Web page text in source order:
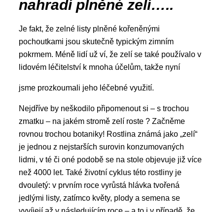
nahradí plněné zelí…..
Je fakt, že zelné listy plněné kořeněnými
pochoutkami jsou skutečně typickým zimním
pokrmem. Méně lidí už ví, že zelí se také používalo v
lidovém léčitelství k mnoha účelům, takže nyní
jsme prozkoumali jeho léčebné využití.
Nejdříve by neškodilo připomenout si – s trochou
zmatku – na jakém stromě zelí roste ? Začněme
rovnou trochou botaniky! Rostlina známá jako „zelí“
je jednou z nejstarších surovin konzumovaných
lidmi, v té či oné podobě se na stole objevuje již více
než 4000 let. Také životní cyklus této rostliny je
dvouletý: v prvním roce vyrůstá hlávka tvořená
jedlými listy, zatímco květy, plody a semena se